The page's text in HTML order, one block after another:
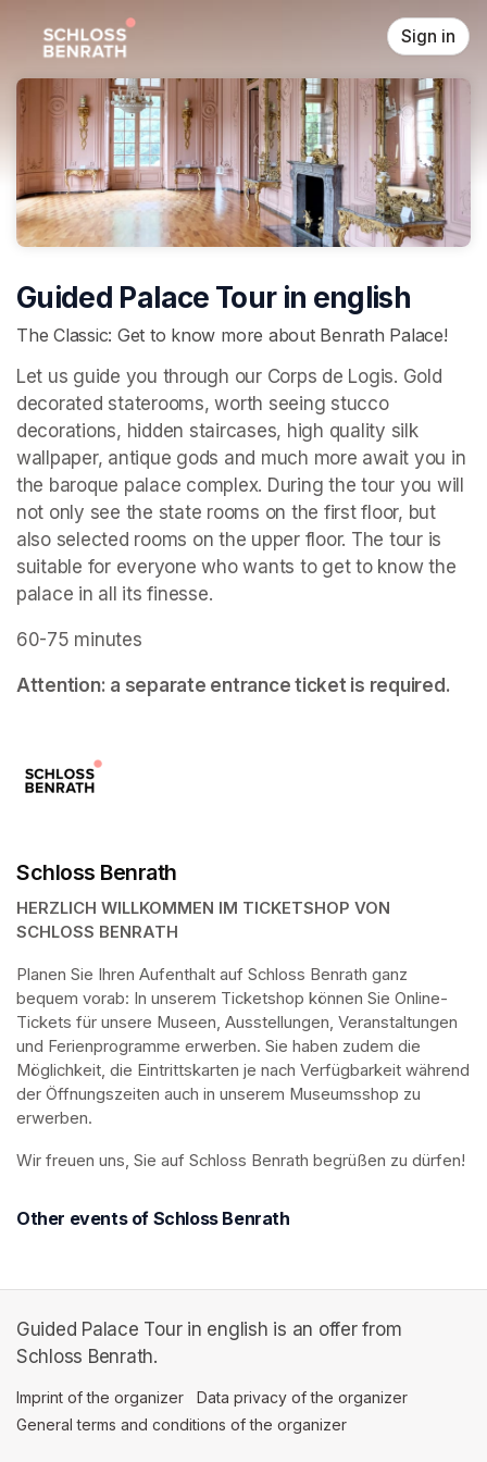
Sign in
Guided Palace Tour in english
The Classic: Get to know more about Benrath Palace!
Let us guide you through our Corps de Logis. Gold
decorated staterooms, worth seeing stucco
decorations, hidden staircases, high quality silk
wallpaper, antique gods and much more await you in
the baroque palace complex. During the tour you will
not only see the state rooms on the first floor, but
also selected rooms on the upper floor. The tour is
suitable for everyone who wants to get to know the
palace in all its finesse.
60-75 minutes
Attention: a separate entrance ticket is required.
Schloss Benrath
HERZLICH WILLKOMMEN IM TICKETSHOP VON
SCHLOSS BENRATH
Planen Sie Ihren Aufenthalt auf Schloss Benrath ganz
bequem vorab: In unserem Ticketshop können Sie Online-
Tickets für unsere Museen, Ausstellungen, Veranstaltungen
und Ferienprogramme erwerben. Sie haben zudem die
Möglichkeit, die Eintrittskarten je nach Verfügbarkeit während
der Öffnungszeiten auch in unserem Museumsshop zu
erwerben.
Wir freuen uns, Sie auf Schloss Benrath begrüßen zu dürfen!
Other events of Schloss Benrath
Guided Palace Tour in english is an offer from
Schloss Benrath.
Imprint of the organizer (opens in a new tab)
Data privacy of the organizer
General terms and conditions of the organizer